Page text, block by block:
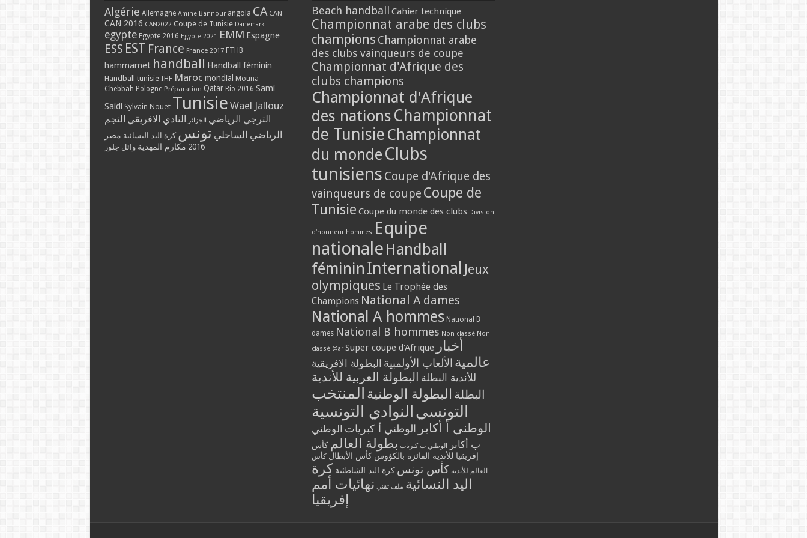
Algérie Allemagne Amine Bannour angola CA CAN
CAN 2016 CAN2022 Coupe de Tunisie Danemark
egypte Egypte 2016 Egypte 2021 EMM Espagne
ESS EST France France 2017 FTHB
hammamet handball Handball féminin
Handball tunisie IHF Maroc mondial Mouna
Chebbah Pologne Préparation Qatar Rio 2016 Sami
Saidi Sylvain Nouet Tunisie Wael Jallouz
الترجي الرياضي الجزائر النادي الافريقي النجم
الرياضي الساحلي تونس كرة اليد النسائية مصر
2016 مكارم المهدية وائل جلوز
Beach handball Cahier technique
Championnat arabe des clubs
champions Championnat arabe
des clubs vainqueurs de coupe
Championnat d'Afrique des
clubs champions
Championnat d'Afrique
des nations Championnat
de Tunisie Championnat
du monde Clubs
tunisiens Coupe d'Afrique des
vainqueurs de coupe Coupe de
Tunisie Coupe du monde des clubs Division
d'honneur hommes Equipe
nationale Handball
féminin International Jeux
olympiques Le Trophée des
Champions National A dames
National A hommes National B
dames National B hommes Non classé Non
classé @ar Super coupe d'Afrique أخبار
عالمية الألعاب الأولمبية البطولة الافريقية
للأندية البطلة البطولة العربية للأندية
البطلة البطولة الوطنية المنتخب
التونسي النوادي التونسية
الوطني أ أكابر الوطني أ كبريات الوطني
ب أكابر
الوطني ب كبريات بطولة العالم كأس
إفريقيا للأندية الفائزة بالكؤوس كأس الأبطال كأس
العالم للأندية كأس تونس كرة اليد الشاطئية كرة
اليد النسائية ملف تقني نهائيات أمم
إفريقيا